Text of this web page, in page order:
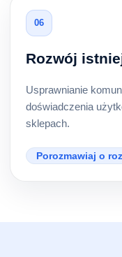
06
Rozwój
Usprawnianie
doświadczenia
sklepach.
Porozmawiaj o